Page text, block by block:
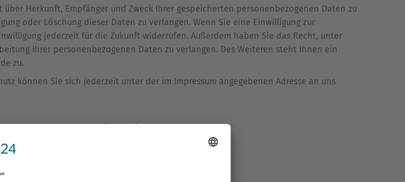
Herkunft, Empfänger und Zweck Ihrer gespeicherten personenbezogenen Daten zu
oder Löschung dieser Daten zu verlangen. Wenn Sie eine Einwilligung zur
jederzeit für die Zukunft widerrufen. Außerdem haben Sie das Recht, unter
Ihrer personenbezogenen Daten zu verlangen. Des Weiteren steht Ihnen ein
zu.
können Sie sich jederzeit unter der im Impressum angegebenen Adresse an uns
NETWORKS (CDN)